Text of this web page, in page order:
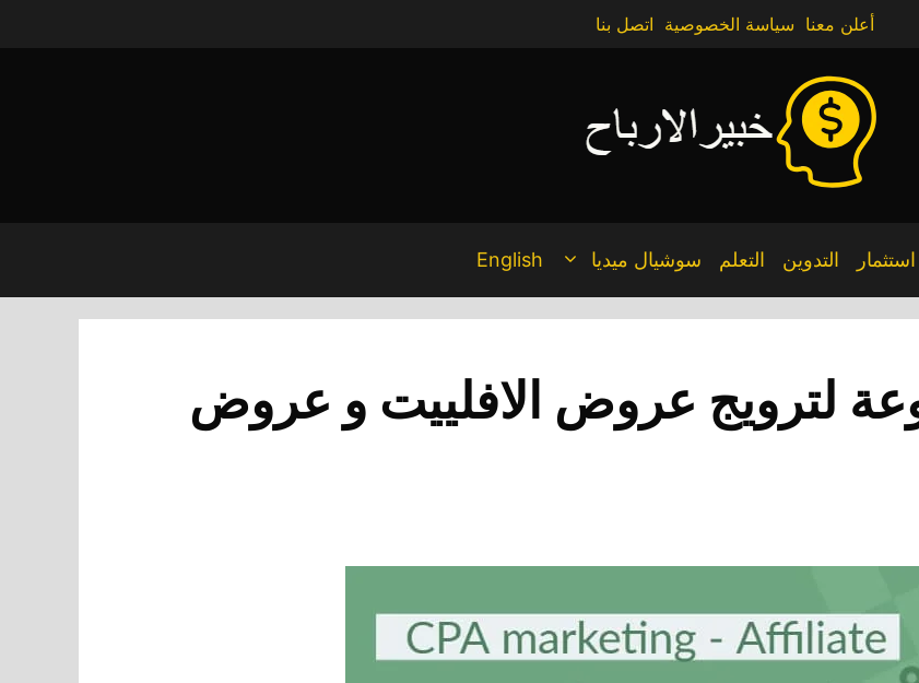
أعلن معنا سياسة الخصوصية اتصل بنا
استثمار التدوين التعلم سوشيال ميديا English
مدفوعة لترويج عروض الافلييت و عروض